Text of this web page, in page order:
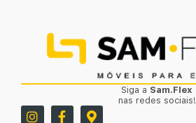
Siga a Sam.Flex
nas redes sociais!